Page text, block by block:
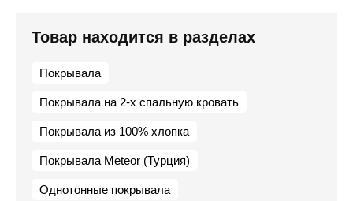
Товар находится в разделах
Покрывала
Покрывала на 2-х спальную кровать
Покрывала из 100% хлопка
Покрывала Meteor (Турция)
Однотонные покрывала